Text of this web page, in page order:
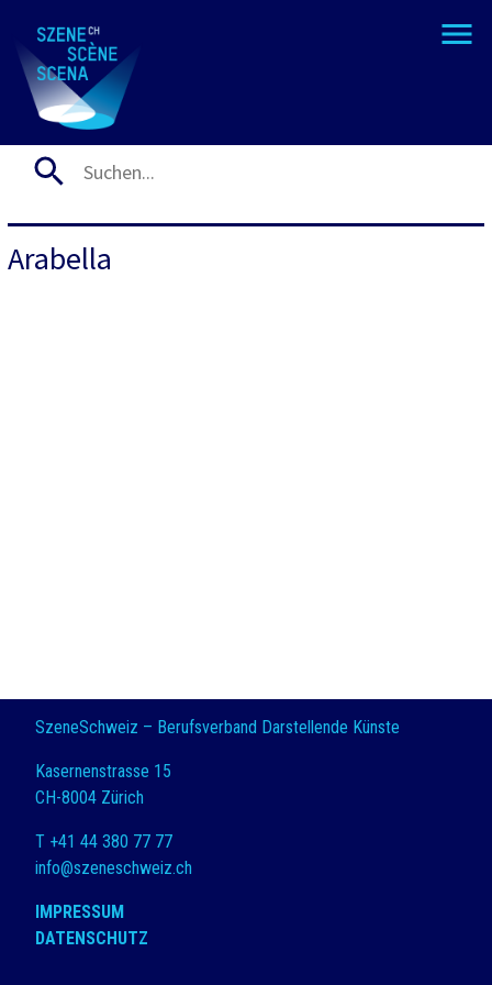
Arabella
SzeneSchweiz – Berufsverband Darstellende Künste
Kasernenstrasse 15
CH-8004 Zürich
T +41 44 380 77 77
info@szeneschweiz.ch
IMPRESSUM
DATENSCHUTZ